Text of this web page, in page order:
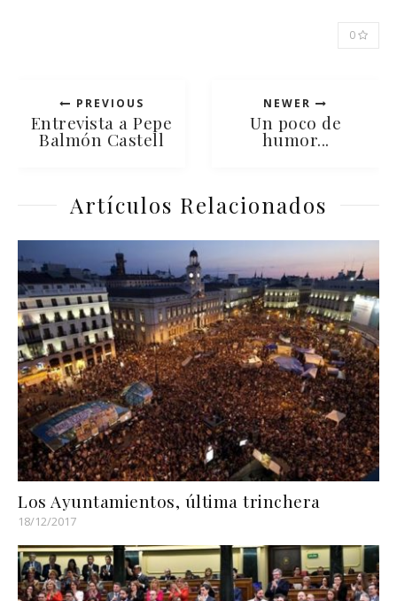
0
PREVIOUS
Entrevista a Pepe
Balmón Castell
NEWER
Un poco de
humor...
Artículos Relacionados
Los Ayuntamientos, última trinchera
18/12/2017